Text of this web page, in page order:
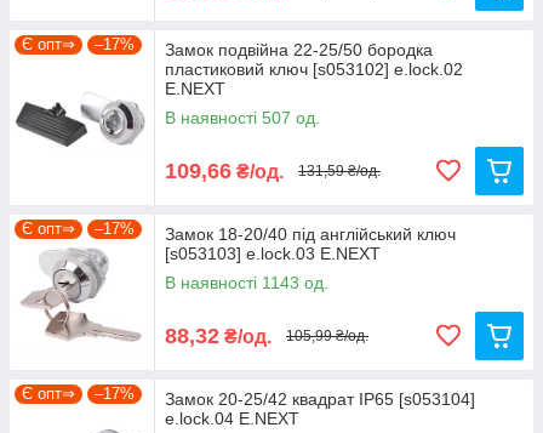
Є опт⇒ –17%
Замок подвійна 22-25/50 бородка
пластиковий ключ [s053102] e.lock.02
E.NEXT
В наявності 507 од.
109,66 ₴/од. 131,59 ₴/од.
Є опт⇒ –17%
Замок 18-20/40 під англійський ключ
[s053103] e.lock.03 E.NEXT
В наявності 1143 од.
88,32 ₴/од. 105,99 ₴/од.
Є опт⇒ –17%
Замок 20-25/42 квадрат IP65 [s053104]
e.lock.04 E.NEXT